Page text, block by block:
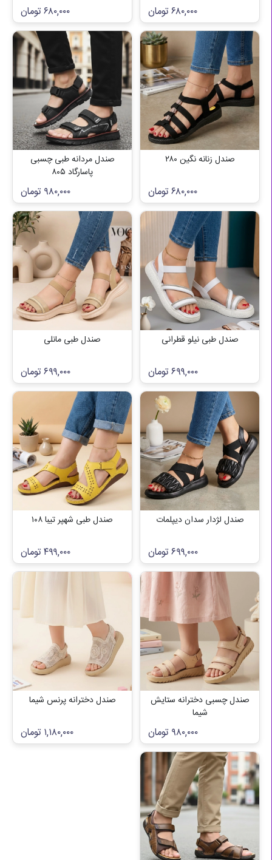
۶۸۰,۰۰۰تومان ۶۸۰,۰۰۰تومان
صندل زنانه نگین ۲۸۰
۶۸۰,۰۰۰تومان
صندل مردانه طبی چسبی
پاسارگاد ۸۰۵
۹۸۰,۰۰۰ تومان
صندل طبی نیلو قطرانی
۶۹۹,۰۰۰تومان
صندل طبی مانلی
۶۹۹,۰۰۰تومان
صندل لژدار سدان دیپلمات
۶۹۹,۰۰۰تومان
صندل طبی شهپر تیبا ۱۰۸
۴۹۹,۰۰۰تومان
صندل چسبی دخترانه ستایش
شیما
۹۸۰,۰۰۰ تومان
صندل دخترانه پرنس شیما
۱,۱۸۰,۰۰۰ تومان